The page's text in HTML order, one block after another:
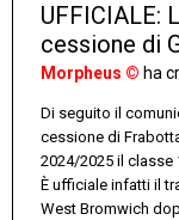
UFFICIALE:
cessione di
Morpheus © ha
Di seguito il
cessione di
2024/2025 il classe
È ufficiale infatti il
West Bromwich